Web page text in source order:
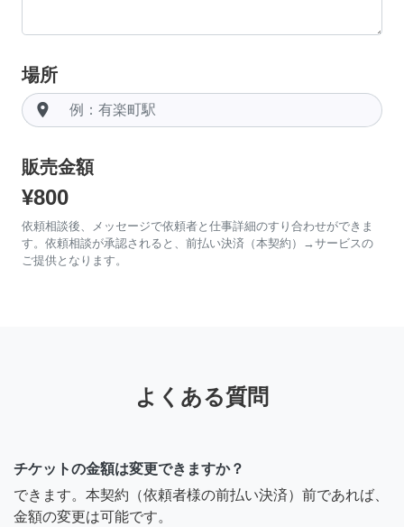
場所
room
販売金額
¥800
依頼相談後、メッセージで依頼者と仕事詳細のすり合わせができま
す。依頼相談が承認されると、前払い決済（本契約）→サービスの
ご提供となります。
よくある質問
チケットの金額は変更できますか？
できます。本契約（依頼者様の前払い決済）前であれば、
金額の変更は可能です。